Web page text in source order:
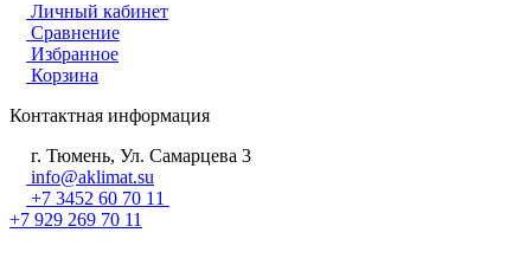
Личный кабинет
Сравнение
Избранное
Корзина
Контактная информация
г. Тюмень, Ул. Самарцева 3
info@aklimat.su
+7 3452 60 70 11
+7 929 269 70 11